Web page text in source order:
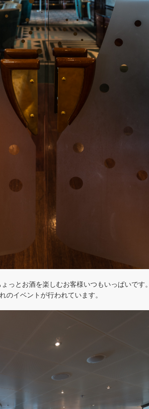
っとお酒を楽しむお客様いつもいっぱいです。
のイベントが行われています。